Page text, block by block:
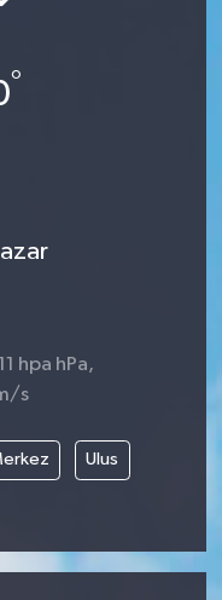
°
hpa hPa,
s
Ulus